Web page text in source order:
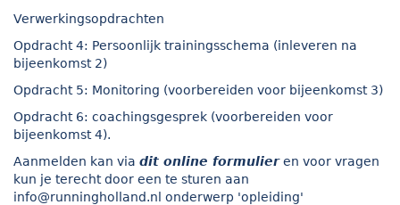
Verwerkingsopdrachten
Opdracht 4: Persoonlijk trainingsschema (inleveren na
bijeenkomst 2)
Opdracht 5: Monitoring (voorbereiden voor bijeenkomst 3)
Opdracht 6: coachingsgesprek (voorbereiden voor
bijeenkomst 4).
Aanmelden kan via dit online formulieren voor vragen
kun je terecht door een te sturen aan
info@runningholland.nl onderwerp 'opleiding'